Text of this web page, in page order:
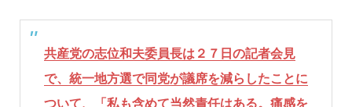
共産党の志位和夫委員長は２７日の記者会見
で、統一地方選で同党が議席を減らしたことに
ついて、「私も含めて当然責任はある。痛感を